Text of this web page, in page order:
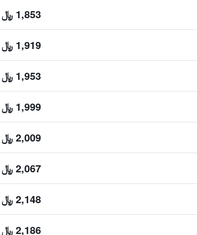
1,853 ﷼
1,919 ﷼
1,953 ﷼
1,999 ﷼
2,009 ﷼
2,067 ﷼
2,148 ﷼
2,186 ﷼